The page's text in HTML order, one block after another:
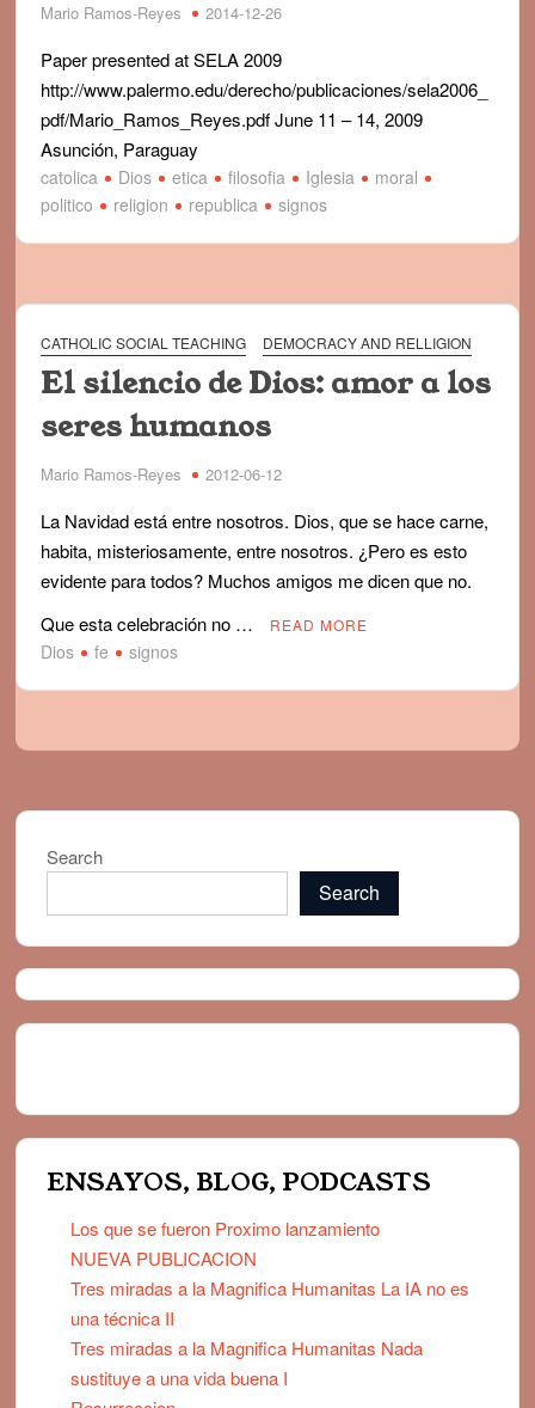
BELLEZA Y DEMOCRACIA
DEMOCRACIA: POLITICA Y ALGO MAS
Mario Ramos-Reyes 2014-12-26
Paper presented at SELA 2009
http://www.palermo.edu/derecho/publicaciones/sela2006_
pdf/Mario_Ramos_Reyes.pdf June 11 – 14, 2009
Asunción, Paraguay
catolica Dios etica filosofia Iglesia
moral
politico
religion republica signos
CATHOLIC SOCIAL TEACHING DEMOCRACY AND RELLIGION
El silencio de Dios: amor a los
seres humanos
Mario Ramos-Reyes 2012-06-12
La Navidad está entre nosotros. Dios, que se hace carne,
habita, misteriosamente, entre nosotros. ¿Pero es esto
evidente para todos? Muchos amigos me dicen que no.
Que esta celebración no …
READ MORE
Dios fe signos
Search
Search
ENSAYOS, BLOG, PODCASTS
Los que se fueron Proximo lanzamiento
NUEVA PUBLICACION
Tres miradas a la Magnifica Humanitas La IA no es
una técnica II
Tres miradas a la Magnifica Humanitas Nada
sustituye a una vida buena I